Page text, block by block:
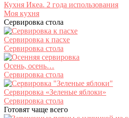
Кухня Икеа. 2 года использования
Моя кухня
Сервировка стола
Сервировка к пасхе
Сервировка стола
Осень, осень…
Сервировка стола
Сервировка «Зеленые яблоки»
Сервировка стола
Готовят чаще всего